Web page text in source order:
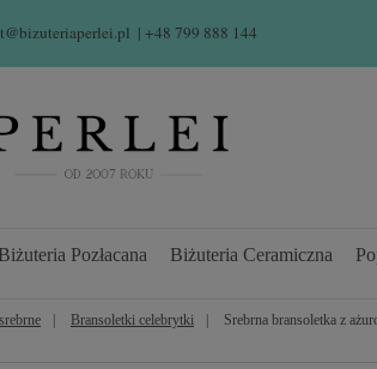
| +48 799 888 144
Biżuteria Pozłacana Biżuteria Ceramiczna
Bransoletki celebrytki Srebrna bransoletka z